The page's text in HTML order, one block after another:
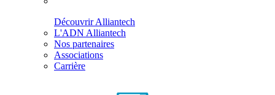
Découvrir Alliantech
L'ADN Alliantech
Nos partenaires
Associations
Carrière